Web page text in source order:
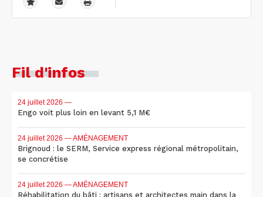
Fil d'infos
24 juillet 2026 —
Engo voit plus loin en levant 5,1 M€
24 juillet 2026 — AMÉNAGEMENT
Brignoud : le SERM, Service express régional métropolitain,
se concrétise
24 juillet 2026 — AMÉNAGEMENT
Réhabilitation du bâti : artisans et architectes main dans la